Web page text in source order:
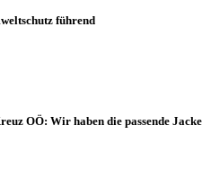
führend
OÖ: Wir haben die passende Jacke